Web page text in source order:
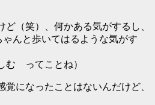
（笑）、何かある気がするし、
ゃんと歩いてはるような気がす
む ってことね）
覚になったことはないんだけど、